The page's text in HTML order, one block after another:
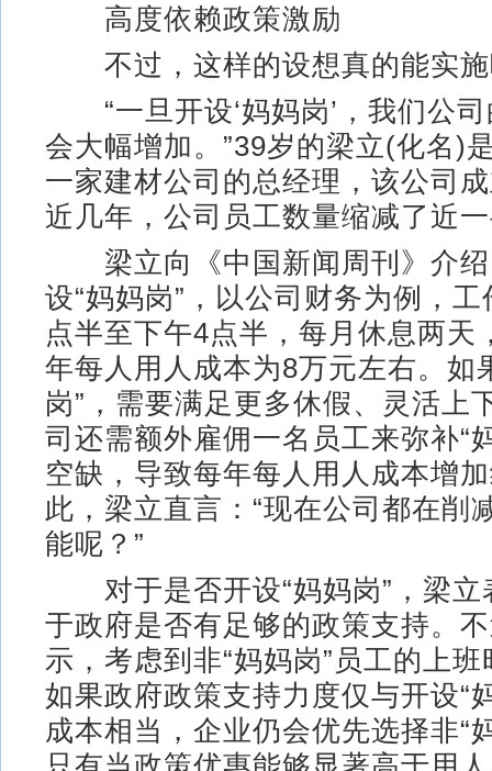
高度依赖政策激励
不过，这样的设想真的能实施
“一旦开设‘妈妈岗’，我们公司
会大幅增加。”39岁的梁立(化名)
一家建材公司的总经理，该公司
近几年，公司员工数量缩减了近
梁立向《中国新闻周刊》介绍
设“妈妈岗”，以公司财务为例，
点半至下午4点半，每月休息两天
年每人用人成本为8万元左右。如
岗”，需要满足更多休假、灵活上
司还需额外雇佣一名员工来弥补“
空缺，导致每年每人用人成本增
此，梁立直言：“现在公司都在削
能呢？”
对于是否开设“妈妈岗”，梁立
于政府是否有足够的政策支持。
示，考虑到非“妈妈岗”员工的上
如果政府政策支持力度仅与开设“
成本相当，企业仍会优先选择非“